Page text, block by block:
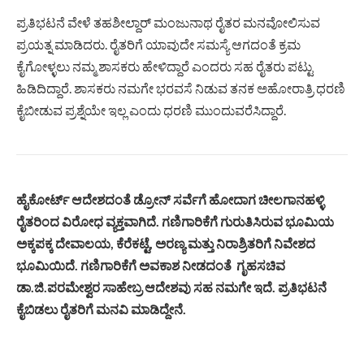
ಪ್ರತಿಭಟನೆ ವೇಳೆ ತಹಶೀಲ್ದಾರ್ ಮಂಜುನಾಥ ರೈತರ ಮನವೋಲಿಸುವ
ಪ್ರಯತ್ನ ಮಾಡಿದರು. ರೈತರಿಗೆ ಯಾವುದೇ ಸಮಸ್ಯೆ ಆಗದಂತೆ ಕ್ರಮ
ಕೈಗೋಳ್ಳಲು ನಮ್ಮ ಶಾಸಕರು ಹೇಳಿದ್ದಾರೆ ಎಂದರು ಸಹ ರೈತರು ಪಟ್ಟು
ಹಿಡಿದಿದ್ದಾರೆ. ಶಾಸಕರು ನಮಗೇ ಭರವಸೆ ನಿಡುವ ತನಕ ಅಹೋರಾತ್ರಿ ಧರಣಿ
ಕೈಬೀಡುವ ಪ್ರಶ್ನೆಯೇ ಇಲ್ಲ ಎಂದು ಧರಣಿ ಮುಂದುವರೆಸಿದ್ದಾರೆ.
ಹೈಕೋರ್ಟ್ ಆದೇಶದಂತೆ ಡ್ರೋನ್ ಸರ್ವೆಗೆ ಹೋದಾಗ ಚೀಲಗಾನಹಳ್ಳಿ
ರೈತರಿಂದ ವಿರೋಧ ವ್ಯಕ್ತವಾಗಿದೆ. ಗಣಿಗಾರಿಕೆಗೆ ಗುರುತಿಸಿರುವ ಭೂಮಿಯ
ಅಕ್ಕಪಕ್ಕ ದೇವಾಲಯ, ಕೆರೆಕಟ್ಟೆ, ಅರಣ್ಯ ಮತ್ತು ನಿರಾಶ್ರಿತರಿಗೆ ನಿವೇಶದ
ಭೂಮಿಯಿದೆ. ಗಣಿಗಾರಿಕೆಗೆ ಅವಕಾಶ ನೀಡದಂತೆ ಗೃಹಸಚಿವ
ಡಾ.ಜಿ.ಪರಮೇಶ್ವರ ಸಾಹೇಬ್ರ ಆದೇಶವು ಸಹ ನಮಗೇ ಇದೆ. ಪ್ರತಿಭಟನೆ
ಕೈಬಿಡಲು ರೈತರಿಗೆ ಮನವಿ ಮಾಡಿದ್ದೇನೆ.